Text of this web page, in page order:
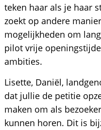
teken haar als je haar
zoekt op andere
mogelijkheden om
pilot vrije
ambities.
Lisette, Daniël,
dat jullie de petitie
maken om als
kunnen horen. Dit is